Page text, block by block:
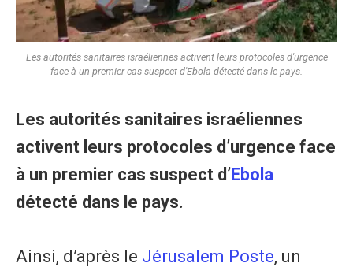
Les autorités sanitaires israéliennes activent leurs protocoles d'urgence
face à un premier cas suspect d'Ebola détecté dans le pays.
Les autorités sanitaires israéliennes
activent leurs protocoles d’urgence face
à un premier cas suspect d’Ebola
détecté dans le pays.
Ainsi, d’après le Jérusalem Poste, un